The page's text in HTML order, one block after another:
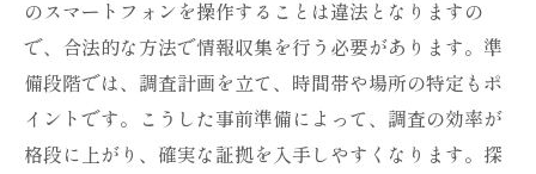
のスマートフォンを操作することは違法となりますの
で、合法的な方法で情報収集を行う必要があります。準
備段階では、調査計画を立て、時間帯や場所の特定もポ
イントです。こうした事前準備によって、調査の効率が
格段に上がり、確実な証拠を入手しやすくなります。探